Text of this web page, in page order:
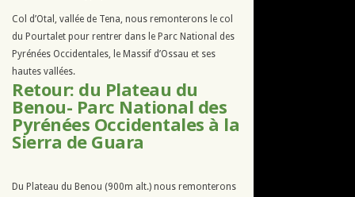
Col d’Otal, vallée de Tena, nous remonterons le col
du Pourtalet pour rentrer dans le Parc National des
Pyrénées Occidentales, le Massif d’Ossau et ses
hautes vallées.
Retour: du Plateau du
Benou- Parc National des
Pyrénées Occidentales à la
Sierra de Guara
Du Plateau du Benou (900m alt.) nous remonterons